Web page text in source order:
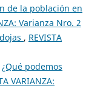
de la población en
Varianza Nro. 2
, REVISTA
¿Qué podemos
VARIANZA: